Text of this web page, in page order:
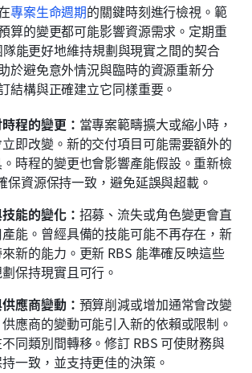
專案生命週期的關鍵時刻進行檢視。範
算的變更都可能影響資源需求。定期重
能更好地維持規劃與現實之間的契合
於避免意外情況與臨時的資源重新分
結構與正確建立它同樣重要。
程的變更： 當專案範疇擴大或縮小時，
即改變。新的交付項目可能需要額外的
時程的變更也會影響產能假設。重新檢
保資源保持一致，避免延誤與超載。
能的變化： 招募、流失或角色變更會直
能。曾經具備的技能可能不再存在，新
新的能力。更新 RBS 能準確反映這些
保持現實且可行。
應商變動： 預算削減或增加通常會改變
應商的變動可能引入新的依賴或限制。
同類別間轉移。修訂 RBS 可使財務與
一致，並支持更佳的決策。